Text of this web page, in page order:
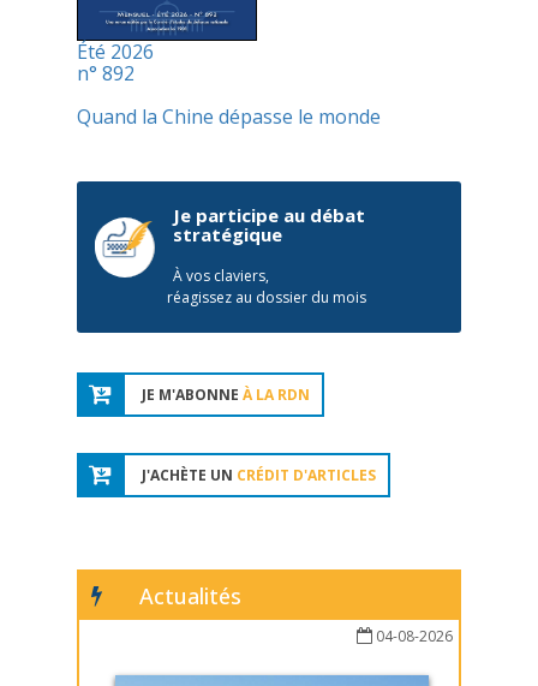
Été 2026
n° 892
Quand la Chine dépasse le monde
Je participe au débat
stratégique
À vos claviers,
réagissez au dossier du mois
JE M'ABONNE À LA RDN
J'ACHÈTE UN CRÉDIT D'ARTICLES
Actualités
04-08-2026